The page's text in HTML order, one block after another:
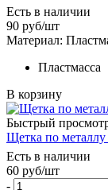
Есть в наличии
90 руб/шт
Материал:
Пластмасса
В корзину
Быстрый
Щетка по металлу
Есть в наличии
60 руб/шт
-